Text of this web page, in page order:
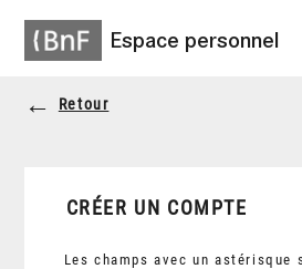
Espace personnel
Retour
CRÉER UN COMPTE
Les champs avec un